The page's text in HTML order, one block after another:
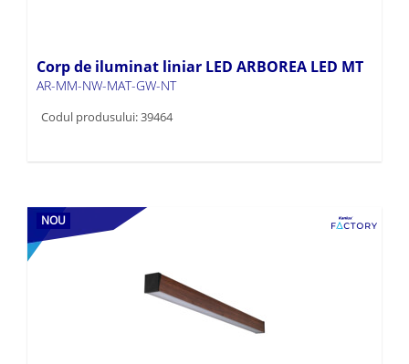
Corp de iluminat liniar LED ARBOREA LED MT
AR-MM-NW-MAT-GW-NT
Codul produsului: 39464
NOU